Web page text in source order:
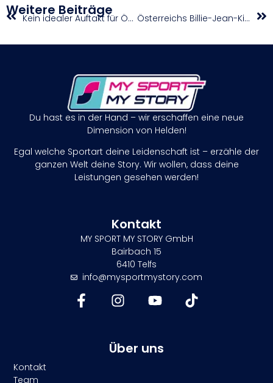
Weitere Beiträge Kein idealer Auftakt für Österreichs Nationalteam bei der Tour of the Alps Österreichs Billie-Jean-King-Cup-Team überrascht sich selbst
Du hast es in der Hand – wir erschaffen eine neue
Dimension von Helden!
Egal welche Sportart deine Leidenschaft ist – erzähle der
ganzen Welt deine Story. Wir wollen, dass deine
Leistungen gesehen werden!
Kontakt
MY SPORT MY STORY GmbH
Bairbach 15
6410 Telfs
info@mysportmystory.com
Über uns
Kontakt
Team